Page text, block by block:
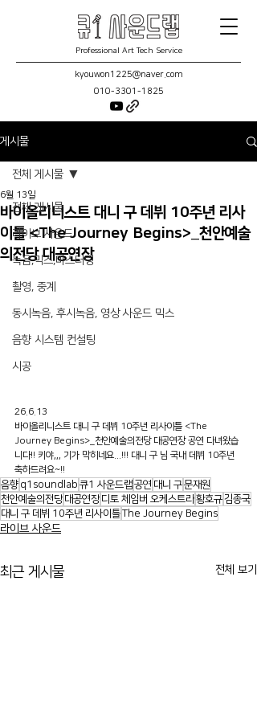
Professional Art Tech Service
kyouwon1225@naver.com
010-3301-1825
게시물
전체 게시물
라이브 사운드
녹음,믹스,마스터링
촬영, 중계
동시녹음, 후시녹음, 영상 사운드 믹스
음향 시스템 컨설팅
시공
전체 게시물
바이올리니스트 대니 구 데뷔 10주년 리사
이틀 <The Journey Begins>_천안예술
의전당 대공연장
6월 13일
26.6.13
바이올리니스트 대니 구 데뷔 10주년 리사이틀 <The
Journey Begins>_천안예술의전당 대공연장 공연 다녀왔습
니다!! 키야,,, 기가 막히네요...!!! 대니 구 님 국내 데뷔 10주년
축하드려요~!!
음향 q1soundlab 큐1 사운드랩공연 대니 구문재원
천안예술의전당 대공연장 디토 체임버 오케스트라황호규김종국
대니 구 데뷔 10주년 리사이틀The Journey Begins
라이브 사운드
최근 게시물 전체 보기